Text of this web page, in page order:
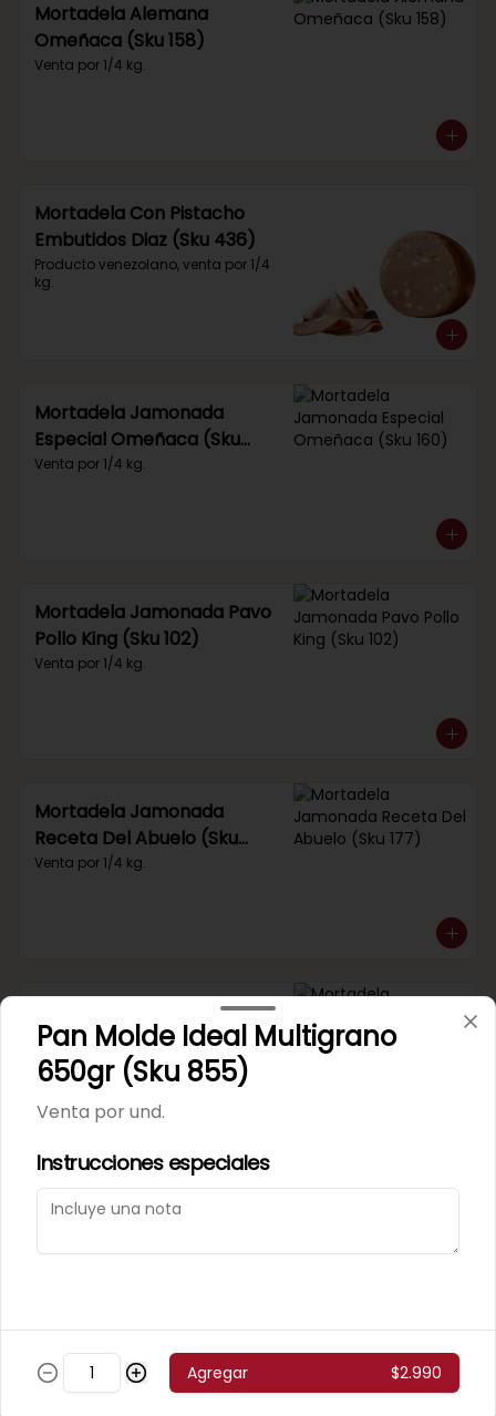
Mortadela Alemana
Omeñaca (Sku 158)
Venta por 1/4 kg.
Mortadela Con Pistacho
Embutidos Diaz (Sku 436)
Producto venezolano, venta por 1/4
kg.
Mortadela Jamonada
Especial Omeñaca (Sku
160)
Venta por 1/4 kg.
Mortadela Jamonada Pavo
Pollo King (Sku 102)
Venta por 1/4 kg.
Mortadela Jamonada
Receta Del Abuelo (Sku
177)
Venta por 1/4 kg.
Mortadela Jamonada
Supercerdo (Sku 101)
Venta por 1/4 kg.
Mortadela Jamonada
Pan Molde Ideal Multigrano
650gr (Sku 855)
Venta por und.
Instrucciones especiales
Agregar $2.990